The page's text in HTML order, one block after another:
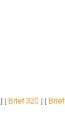
] [ Brief 320 ] [